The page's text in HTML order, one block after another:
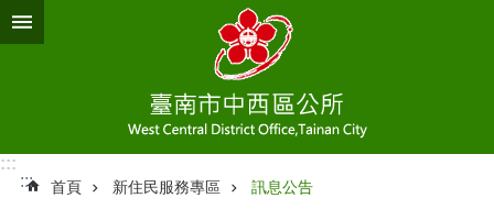
跳到主要內容區塊
:::
:::
首頁 新住民服務專區 訊息公告